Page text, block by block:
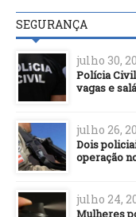
SEGURANÇA
julho 30,
Polícia
vagas e
julho 26,
Dois
operação
julho 24,
Mulheres